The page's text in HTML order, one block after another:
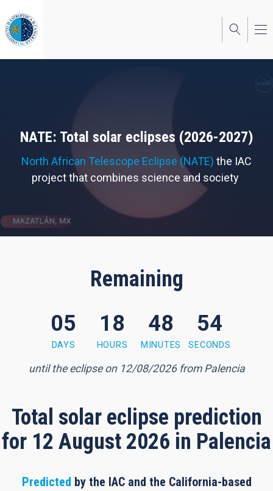
to
main
content
NATE: Total solar eclipses (2026-2027)
North African Telescope Eclipse (NATE) the IAC
project that combines science and society
Remaining
53 seconds
05
DAYS
18
HOURS
48
MINUTES
54
SECONDS
until the eclipse on 12/08/2026 from Palencia
Total solar eclipse prediction
for 12 August 2026 in Palencia
Predicted by the IAC and the California-based